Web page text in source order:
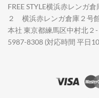
FREE STYLE横浜赤レンガ
２ 横浜赤レンガ倉庫２号
本社 東京都練馬区中村北
5987-8308 (対応時間 平日